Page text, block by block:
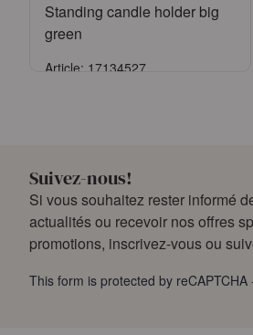
Standing candle holder big
green
Article: 17134527
Suivez-nous!
Si vous souhaitez rester informé
actualités ou recevoir nos offres
promotions, inscrivez-vous ou
This form is protected by reCAPTCHA